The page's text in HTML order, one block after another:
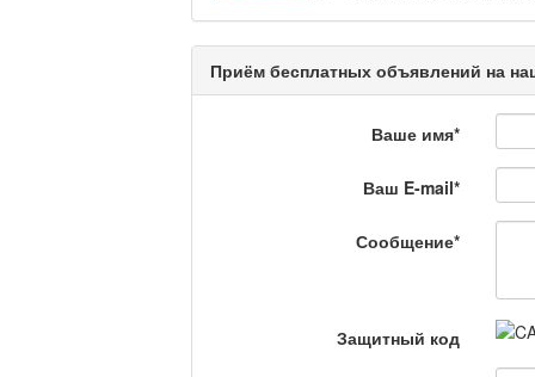
Еженедельный обзор
специалистов.
Люди в кадре
Камертон
Актуальный
Приём бесплатных объявлений на
Ваше имя*
Ваш E-mail*
Сообщение*
Защитный код